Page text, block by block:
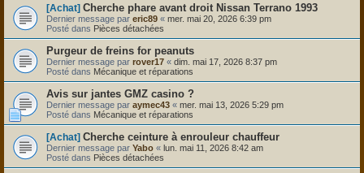
[Achat] Cherche phare avant droit Nissan Terrano 1993
Dernier message par eric89 « mer. mai 20, 2026 6:39 pm
Posté dans Pièces détachées
Purgeur de freins for peanuts
Dernier message par rover17 « dim. mai 17, 2026 8:37 pm
Posté dans Mécanique et réparations
Avis sur jantes GMZ casino ?
Dernier message par aymec43 « mer. mai 13, 2026 5:29 pm
Posté dans Mécanique et réparations
[Achat] Cherche ceinture à enrouleur chauffeur
Dernier message par Yabo « lun. mai 11, 2026 8:42 am
Posté dans Pièces détachées